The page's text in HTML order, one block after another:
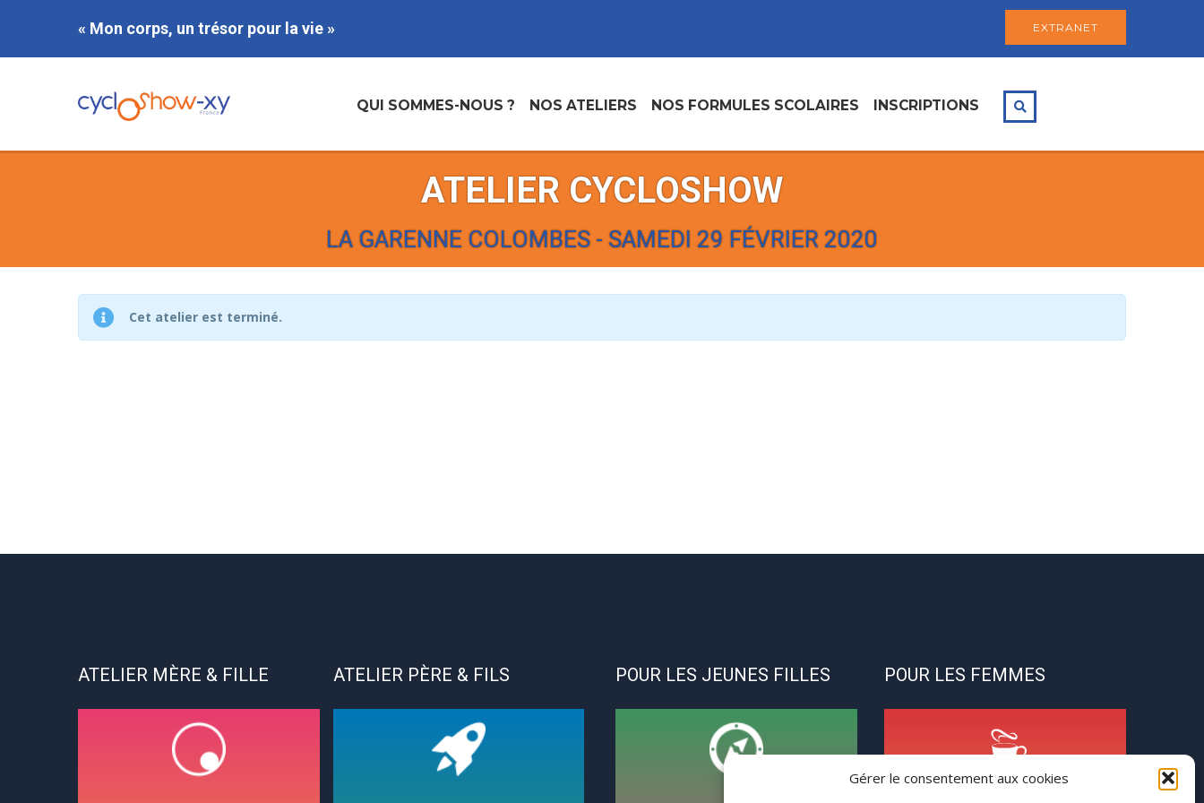
Gérer le consentement aux cookies
« Mon corps, un trésor pour la vie » EXTRANET
QUI SOMMES-NOUS ? NOS ATELIERS NOS FORMULES SCOLAIRES INSCRIPTIONS
ATELIER CYCLOSHOW
LA GARENNE COLOMBES - SAMEDI 29 FÉVRIER 2020
Cet atelier est terminé.
ATELIER MÈRE & FILLE ATELIER PÈRE & FILS POUR LES JEUNES FILLES POUR LES FEMMES